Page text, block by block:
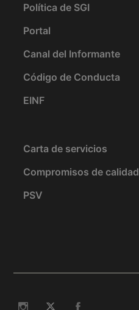
Política de SGI
Portal
Canal del Informante
Código de Conducta
EINF
Carta de servicios
Compromisos de calidad
PSV